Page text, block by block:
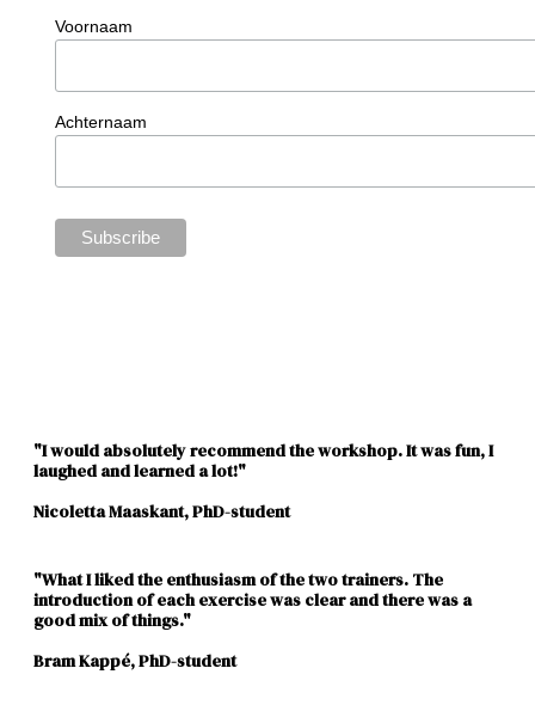
Voornaam
Achternaam
"I would absolutely recommend the workshop. It was fun, I
laughed and learned a lot!"
Nicoletta Maaskant, PhD-student
"What I liked the enthusiasm of the two trainers. The
introduction of each exercise was clear and there was a
good mix of things."
Bram Kappé, PhD-student